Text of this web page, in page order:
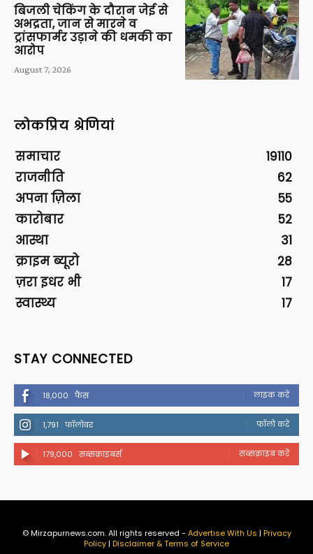
बिजली चेकिंग के दौरान जेई से
अभद्रता, जान से मारने व
ट्रांसफार्मर उड़ाने की धमकी का
आरोप
August 7, 2026
लोकप्रिय श्रेणियां
समाचार
19110
राजनीति
62
अपना ज़िला
55
कारोबार
52
आस्था
31
क्राइम ब्यूरो
28
ज़रा इधर भी
17
स्वास्थ्य
17
STAY CONNECTED
18,000 फैंस लाइक करें
1,791 फॉलोवर फॉलो करें
179,000 सब्सक्राइबर्स सब्सक्राइब करें
© Mirzapurnews.com. All rights reserved - Advertise With Us | Privacy
Policy| Disclaimer & Terms of Service